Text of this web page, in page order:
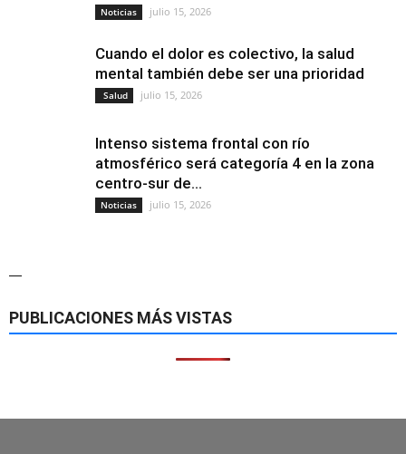
Noticias julio 15, 2026
Cuando el dolor es colectivo, la salud
mental también debe ser una prioridad
Salud julio 15, 2026
Intenso sistema frontal con río
atmosférico será categoría 4 en la zona
centro-sur de...
Noticias julio 15, 2026
—
PUBLICACIONES MÁS VISTAS